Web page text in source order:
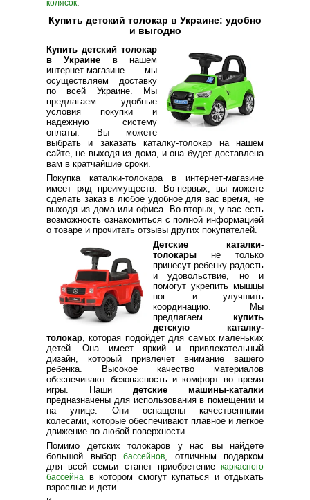
колясок
Купить детский толокар в Украине: удобно
и выгодно
Купить детский толокар
в Украине в нашем
интернет-магазине – мы
осуществляем доставку
по всей Украине. Мы
предлагаем удобные
условия покупки и
надежную систему
оплаты. Вы можете
выбрать и заказать каталку-толокар на нашем
сайте, не выходя из дома, и она будет доставлена
вам в кратчайшие сроки.
Покупка каталки-толокара в интернет-магазине
имеет ряд преимуществ. Во-первых, вы можете
сделать заказ в любое удобное для вас время, не
выходя из дома или офиса. Во-вторых, у вас есть
возможность ознакомиться с полной информацией
о товаре и прочитать отзывы других покупателей.
Детские каталки-
толокары не только
принесут ребенку радость
и удовольствие, но и
помогут укрепить мышцы
ног и улучшить
координацию. Мы
предлагаем купить
детскую каталку-
толокар , которая подойдет для самых маленьких
детей. Она имеет яркий и привлекательный
дизайн, который привлечет внимание вашего
ребенка. Высокое качество материалов
обеспечивают безопасность и комфорт во время
игры. Наши детские машины-каталки
предназначены для использования в помещении и
на улице. Они оснащены качественными
колесами, которые обеспечивают плавное и легкое
движение по любой поверхности.
Помимо детских толокаров у нас вы найдете
большой выбор бассейнов , отличным подарком
для всей семьи станет приобретение каркасного
бассейна в котором смогут купаться и отдыхать
взрослые и дети.